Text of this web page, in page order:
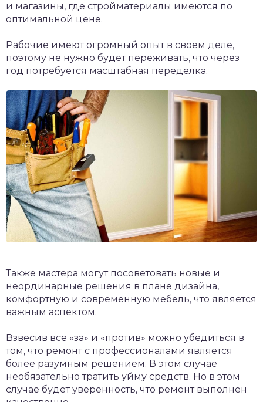
и магазины, где стройматериалы имеются по
оптимальной цене.
Рабочие имеют огромный опыт в своем деле,
поэтому не нужно будет переживать, что через
год потребуется масштабная переделка.
Также мастера могут посоветовать новые и
неординарные решения в плане дизайна,
комфортную и современную мебель, что является
важным аспектом.
Взвесив все «за» и «против» можно убедиться в
том, что ремонт с профессионалами является
более разумным решением. В этом случае
необязательно тратить уйму средств. Но в этом
случае будет уверенность, что ремонт выполнен